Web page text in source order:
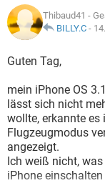
FACEBOOK
WHATSAPP
FACEBOOK
ANDROID
WINDOWS 10
WHATSAPP
SPIELE
ANDROID
WINDOWS 10
WHATSAPP
FACEBOOK
LEXIKON
SPIELE
WINDOWS 10
WHATSAPP
FACEBOOK
Thibaud41 -
BILLY.C -
Guten Tag,
mein iPhone OS
lässt sich nicht
wollte, erkannte es
Flugzeugmodus
angezeigt.
Ich weiß nicht,
iPhone